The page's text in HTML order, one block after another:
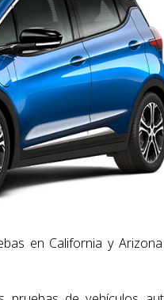
en California y